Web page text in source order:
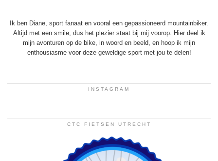
Ik ben Diane, sport fanaat en vooral een gepassioneerd mountainbiker.
Altijd met een smile, dus het plezier staat bij mij voorop. Hier deel ik
mijn avonturen op de bike, in woord en beeld, en hoop ik mijn
enthousiasme voor deze geweldige sport met jou te delen!
INSTAGRAM
CTC FIETSEN UTRECHT